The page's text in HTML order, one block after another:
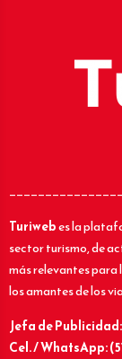
Turiwebes la
sector turismo, de
más relevantes para
los amantes de los
Jefa de
Cel. / WhatsApp: